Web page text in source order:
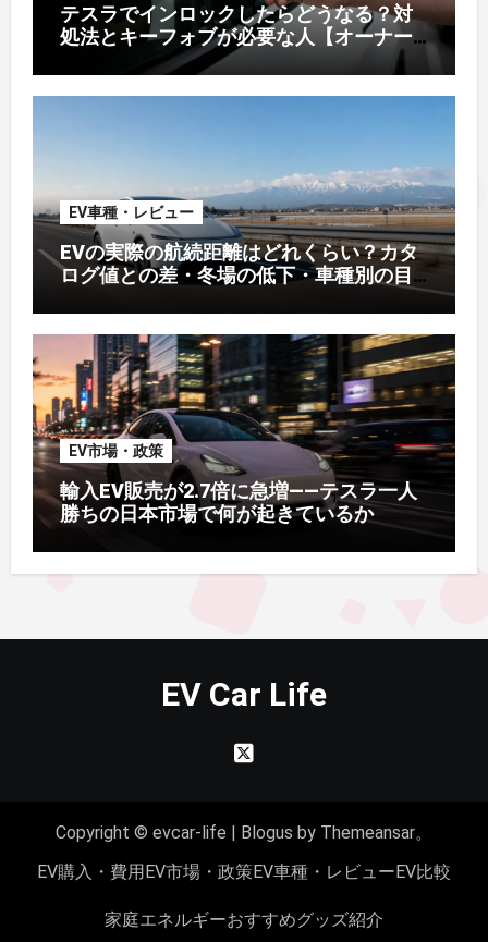
テスラでインロックしたらどうなる？対
処法とキーフォブが必要な人【オーナー
EV車種・レビュー
EVの実際の航続距離はどれくらい？カタ
ログ値との差・冬場の低下・車種別の目
EV市場・政策
輸入EV販売が2.7倍に急増——テスラ一人
勝ちの日本市場で何が起きているか
EV Car Life
Copyright © evcar-life Blogus by Themeansar。
EV購入・費用 EV市場・政策EV車種・レビュー EV比較
家庭エネルギーおすすめグッズ紹介